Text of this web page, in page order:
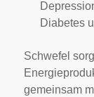
Diabetes
Schwefel
gemeinsam